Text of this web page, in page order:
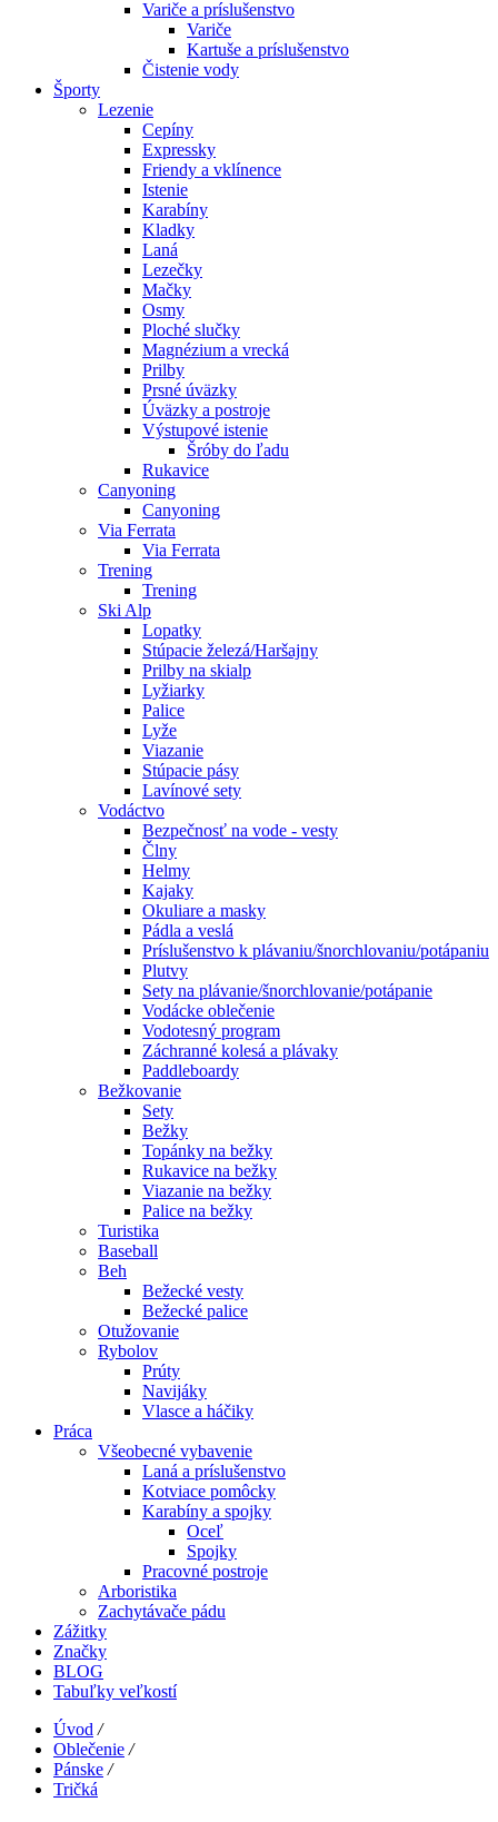
Variče a príslušenstvo
Variče
Kartuše a príslušenstvo
Čistenie vody
Športy
Lezenie
Cepíny
Expressky
Friendy a vklínence
Istenie
Karabíny
Kladky
Laná
Lezečky
Mačky
Osmy
Ploché slučky
Magnézium a vrecká
Prilby
Prsné úväzky
Úväzky a postroje
Výstupové istenie
Šróby do ľadu
Rukavice
Canyoning
Canyoning
Via Ferrata
Via Ferrata
Trening
Trening
Ski Alp
Lopatky
Stúpacie železá/Haršajny
Prilby na skialp
Lyžiarky
Palice
Lyže
Viazanie
Stúpacie pásy
Lavínové sety
Vodáctvo
Bezpečnosť na vode - vesty
Člny
Helmy
Kajaky
Okuliare a masky
Pádla a veslá
Príslušenstvo k plávaniu/šnorchlovaniu/potápaniu
Plutvy
Sety na plávanie/šnorchlovanie/potápanie
Vodácke oblečenie
Vodotesný program
Záchranné kolesá a plávaky
Paddleboardy
Bežkovanie
Sety
Bežky
Topánky na bežky
Rukavice na bežky
Viazanie na bežky
Palice na bežky
Turistika
Baseball
Beh
Bežecké vesty
Bežecké palice
Otužovanie
Rybolov
Prúty
Navijáky
Vlasce a háčiky
Práca
Všeobecné vybavenie
Laná a príslušenstvo
Kotviace pomôcky
Karabíny a spojky
Oceľ
Spojky
Pracovné postroje
Arboristika
Zachytávače pádu
Zážitky
Značky
BLOG
Tabuľky veľkostí
Úvod /
Oblečenie /
Pánske /
Tričká